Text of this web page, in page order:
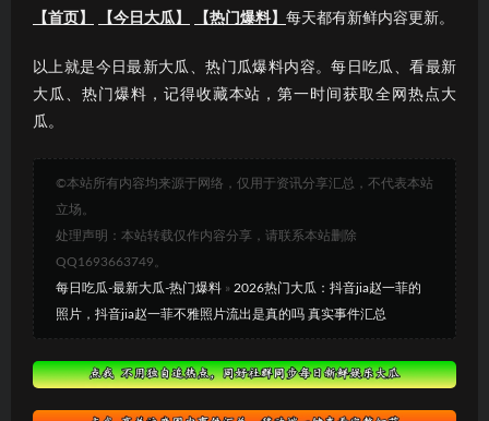
【首页】 【今日大瓜】 【热门爆料】 每天都有新鲜内容更新。
以上就是今日最新大瓜、热门瓜爆料内容。每日吃瓜、看最新
大瓜、热门爆料，记得收藏本站，第一时间获取全网热点大
瓜。
©本站所有内容均来源于网络，仅用于资讯分享汇总，不代表本站
立场。
处理声明：本站转载仅作内容分享，请联系本站删除
QQ1693663749。
每日吃瓜-最新大瓜-热门爆料 » 2026热门大瓜：抖音jia赵一菲的
照片，抖音jia赵一菲不雅照片流出是真的吗 真实事件汇总